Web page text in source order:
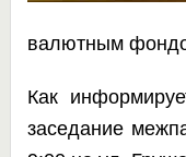
валютным
Как
заседание